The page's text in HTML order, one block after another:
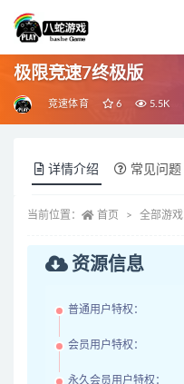
极限竞速7终极版
竞速体育 6 5.5K
详情介绍 常见问题
当前位置： 首页 全部游戏
资源信息
普通用户特权：
会员用户特权：
永久会员用户特权：